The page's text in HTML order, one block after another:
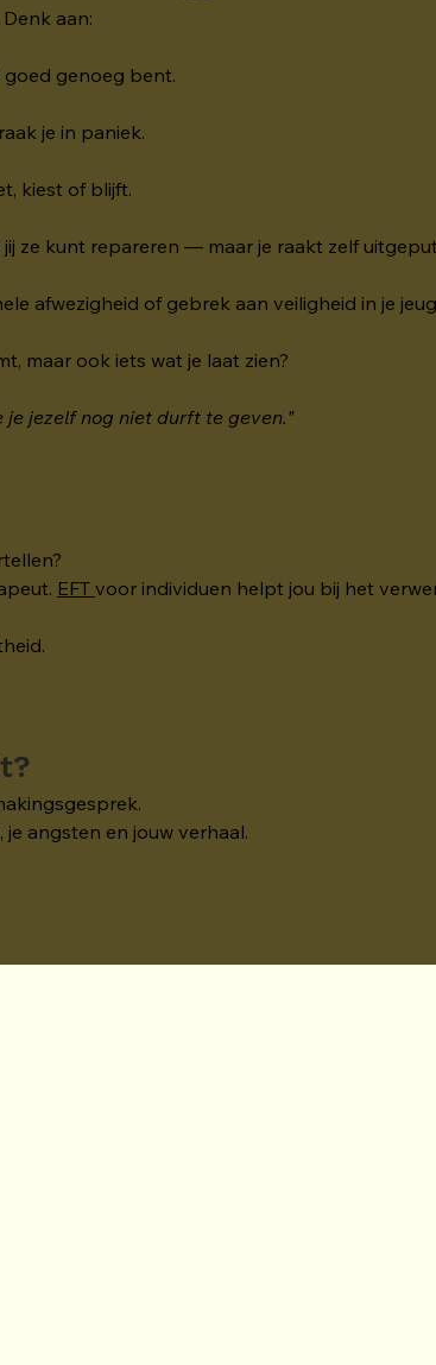
aan:
genoeg bent.
je in paniek.
kiest of blijft.
ze kunt repareren — maar je raakt zelf
afwezigheid of gebrek aan veiligheid in je
maar ook iets wat je laat zien?
je jezelf nog niet durft te geven."
EFT voor individuen helpt jou bij het
angsten en jouw verhaal.